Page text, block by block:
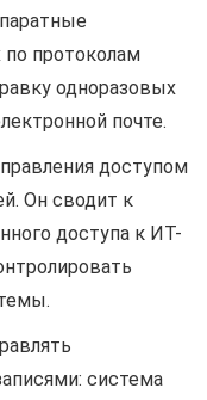
протоколам
одноразовых
почте.
доступом
Он сводит к
доступа к ИТ-
система